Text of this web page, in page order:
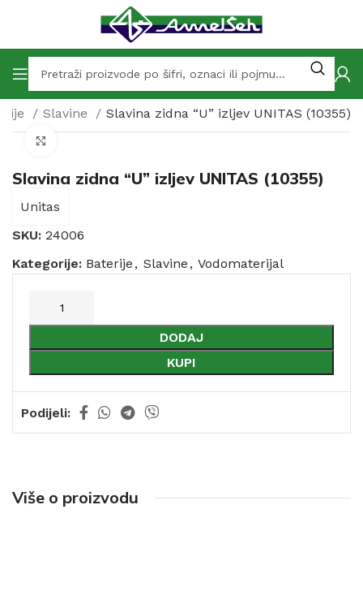
Slavine Slavina zidna “U” izljev UNITAS (10355)
Slavina zidna “U” izljev UNITAS (10355)
Unitas
SKU: 24006
Kategorije: Baterije , Slavine , Vodomaterijal
DODAJ
KUPI
Podijeli:
Više o proizvodu